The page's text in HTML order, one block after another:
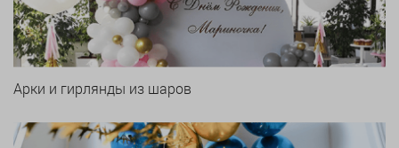
Арки и гирлянды из шаров